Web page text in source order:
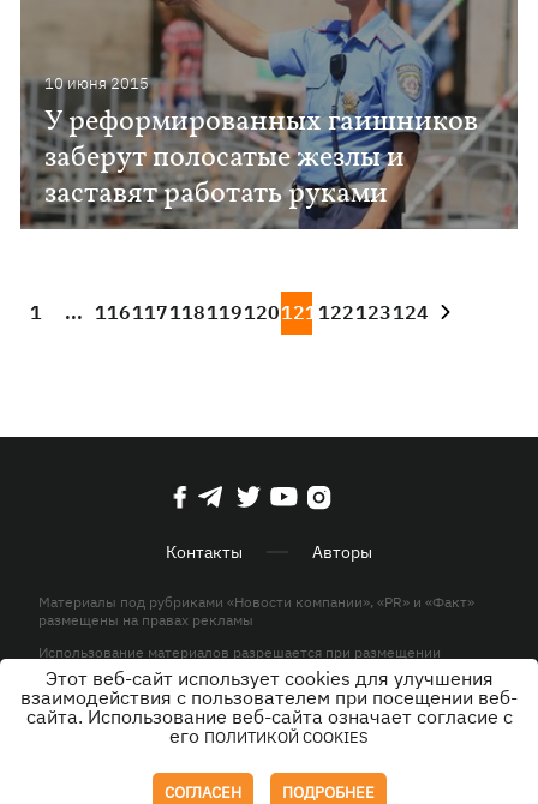
10 июня 2015
У реформированных гаишников
заберут полосатые жезлы и
заставят работать руками
1 ... 116117118119120121 122123124
Контакты Авторы
Материалы под рубриками «Новости компании», «PR» и «Факт»
размещены на правах рекламы
Использование материалов разрешается при размещении
активной гиперссылки на KP.UA в первом абзаце.
© ООО «ЮЛАВ МЕДИА»,2026. Все права защищены.
Этот веб-сайт использует cookies для улучшения
взаимодействия с пользователем при посещении веб-
сайта. Использование веб-сайта означает согласие с
его ПОЛИТИКОЙ COOKIES
СОГЛАСЕН ПОДРОБНЕЕ